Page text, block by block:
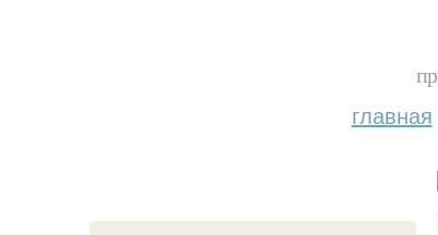
главная